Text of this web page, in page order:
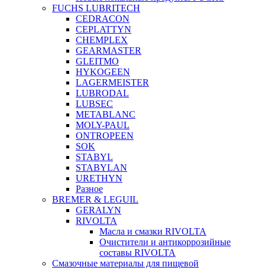
FUCHS LUBRITECH
CEDRACON
CEPLATTYN
CHEMPLEX
GEARMASTER
GLEITMO
HYKOGEEN
LAGERMEISTER
LUBRODAL
LUBSEC
METABLANC
MOLY-PAUL
ONTROPEEN
SOK
STABYL
STABYLAN
URETHYN
Разное
BREMER & LEGUIL
GERALYN
RIVOLTA
Масла и смазки RIVOLTA
Очистители и антикоррозийные
составы RIVOLTA
Смазочные материалы для пищевой